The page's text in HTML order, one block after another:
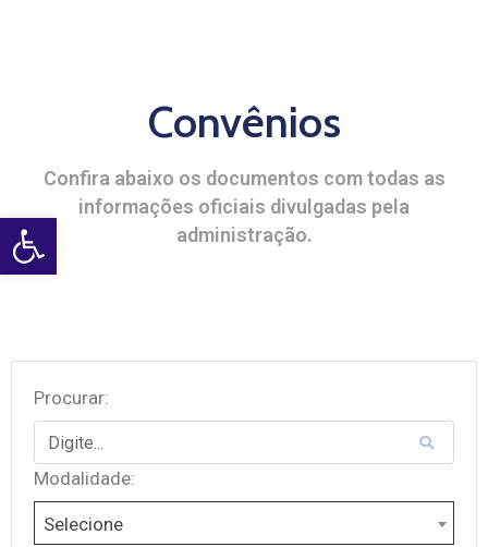
Open toolbar
Convênios
Confira abaixo os documentos com todas as
informações oficiais divulgadas pela
administração.
Procurar:
Modalidade:
Selecione